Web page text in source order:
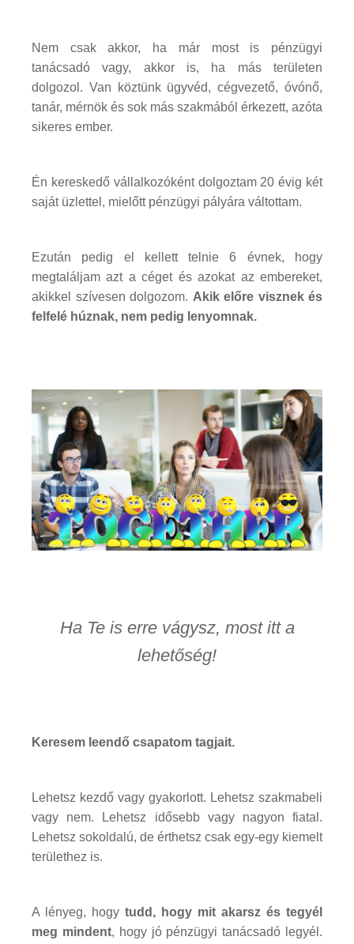
Nem csak akkor, ha már most is pénzügyi
tanácsadó vagy, akkor is, ha más területen
dolgozol. Van köztünk ügyvéd, cégvezető, óvónő,
tanár, mérnök és sok más szakmából érkezett, azóta
sikeres ember.
Én kereskedő vállalkozóként dolgoztam 20 évig két
saját üzlettel, mielőtt pénzügyi pályára váltottam.
Ezután pedig el kellett telnie 6 évnek, hogy
megtaláljam azt a céget és azokat az embereket,
akikkel szívesen dolgozom. Akik előre visznek és
felfelé húznak, nem pedig lenyomnak.
Ha Te is erre vágysz, most itt a
lehetőség!
Keresem leendő csapatom tagjait.
Lehetsz kezdő vagy gyakorlott. Lehetsz szakmabeli
vagy nem. Lehetsz idősebb vagy nagyon fiatal.
Lehetsz sokoldalú, de érthetsz csak egy-egy kiemelt
területhez is.
A lényeg, hogy tudd, hogy mit akarsz és tegyél
meg mindent, hogy jó pénzügyi tanácsadó legyél.